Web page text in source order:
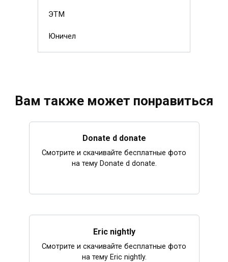
ЭТМ
Юничел
Вам также может понравиться
Donate d donate
Смотрите и скачивайте бесплатные фото
на тему Donate d donate.
Eric nightly
Смотрите и скачивайте бесплатные фото
на тему Eric nightly.